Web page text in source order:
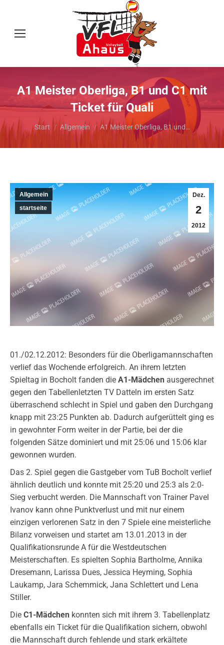
A1 Meister Oberliga, B1 und C1 mit
Ticket für Quali
Sie befinden sich hier:
Start Allgemein A1 Meister Oberliga, B1 und…
Dez.
2
2012
Allgemein
startseite
01./02.12.2012: Besonders für die Oberligamannschaften
verlief das Wochende erfolgreich. An ihrem letzten
Spieltag in Bocholt fanden die A1-Mädchen ausgerechnet
gegen den Tabellenletzten TV Datteln im ersten Satz
überraschend schlecht in Spiel und gaben den Durchgang
knapp mit 23:25 Punkten ab. Dadurch aufgerüttelt ging es
in gewohnter Form weiter in der Partie, bei der die
folgenden Sätze dominiert und mit 25:06 und 15:06 klar
gewonnen wurden.
Das 2. Spiel gegen die Gastgeber vom TuB Bocholt verlief
ähnlich deutlich und konnte mit 25:20 und 25:3 als 2:0-
Sieg verbucht werden. Die Mannschaft von Trainer Pavel
Ivanov kann ohne Punktverlust und mit nur einem
einzigen verlorenen Satz in den 7 Spiele eine meisterliche
Bilanz vorweisen und startet am 13.01.2013 in der
Qualifikationsrunde A für die Westdeutschen
Meisterschaften. Es spielten Sophia Bartholme, Annika
Dresemann, Larissa Dues, Jessica Heyming, Sophia
Laukamp, Jara Schemmick, Jana Schlettert und Lena
Stiller.
Die C1-Mädchen konnten sich mit ihrem 3. Tabellenplatz
ebenfalls ein Ticket für die Qualifikation sichern, obwohl
die Mannschaft durch fehlende und stark erkältete